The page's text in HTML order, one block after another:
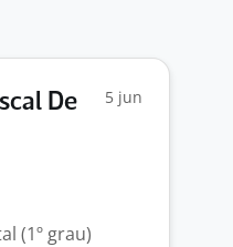
De
5 jun
(1º grau)